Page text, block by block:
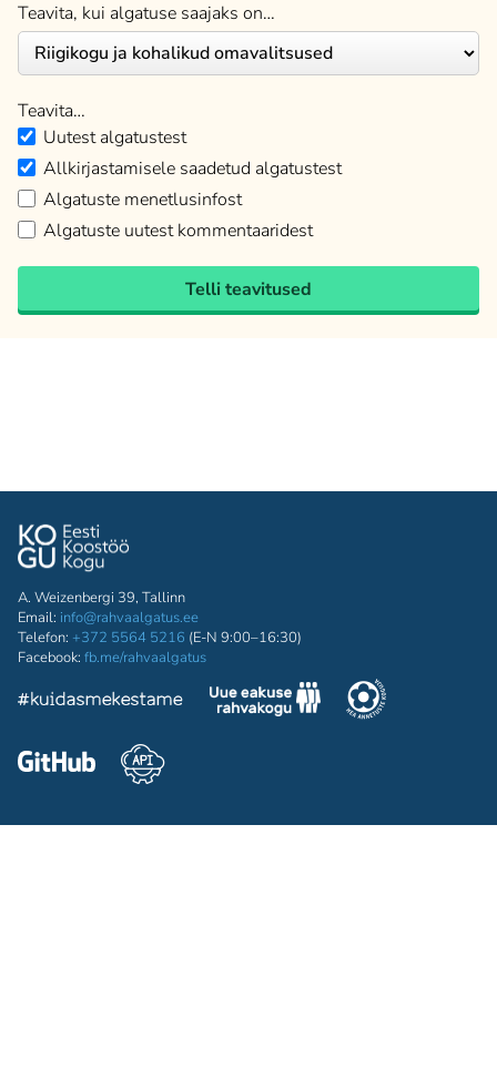
Teavita, kui algatuse saajaks on…
Teavita…
Uutest algatustest
Allkirjastamisele saadetud algatustest
Algatuste menetlusinfost
Algatuste uutest kommentaaridest
Telli teavitused
A. Weizenbergi 39, Tallinn
Email: info@rahvaalgatus.ee
Telefon: +372 5564 5216 (E-N 9:00–16:30)
Facebook: fb.me/rahvaalgatus